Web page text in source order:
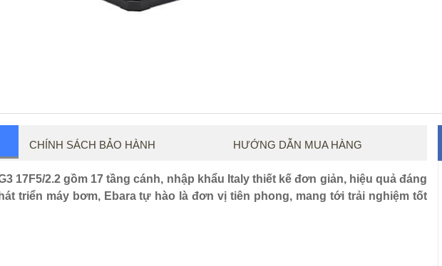
CHÍNH SÁCH BẢO HÀNH HƯỚNG DẪN MUA HÀNG
17F5/2.2 gồm 17 tầng cánh, nhập khẩu Italy thiết kế đơn giản, hiệu quả đáng
triển máy bơm, Ebara tự hào là đơn vị tiên phong, mang tới trải nghiệm tốt